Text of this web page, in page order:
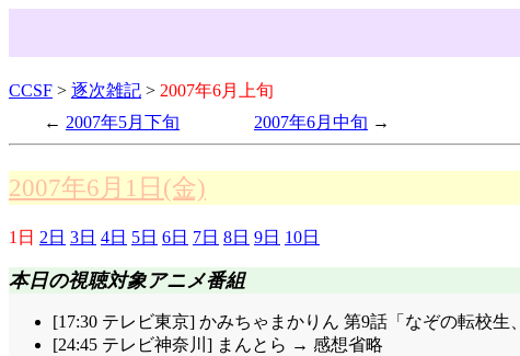
CCSF > 逐次雑記 > 2007年6月上旬
2007年5月下旬
2007年6月中旬
2007年6月1日(金)
1日 2日 3日 4日 5日 6日 7日 8日 9日 10日
本日の視聴対象アニメ番組
[17:30 テレビ東京] かみちゃまかりん 第9話「なぞの転校
[24:45 テレビ神奈川] まんとら → 感想省略